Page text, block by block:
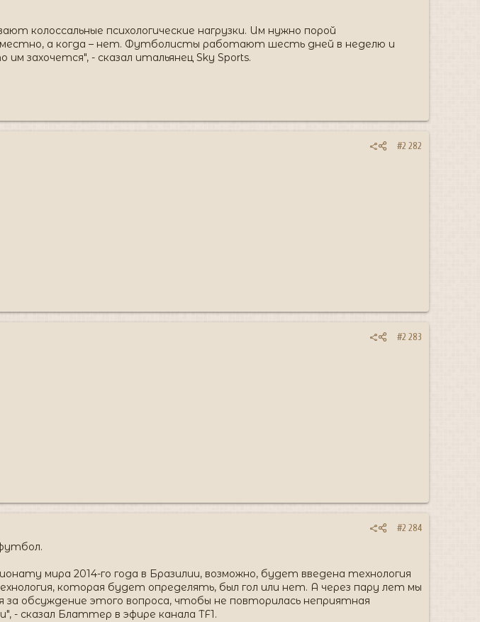
колоссальные психологические нагрузки. Им нужно порой
а когда – нет. Футболисты работают шесть дней в неделю и
захочется", - сказал итальянец Sky Sports.
#2 282
#2 283
#2 284
мира 2014-го года в Бразилии, возможно, будет введена технология
которая будет определять, был гол или нет. А через пару лет мы
обсуждение этого вопроса, чтобы не повторилась неприятная
- сказал Блаттер в эфире канала TF1.